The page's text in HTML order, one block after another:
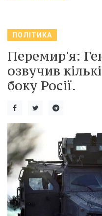
ПОЛІТИКА
Перемир'я:
озвучив
боку Росії.